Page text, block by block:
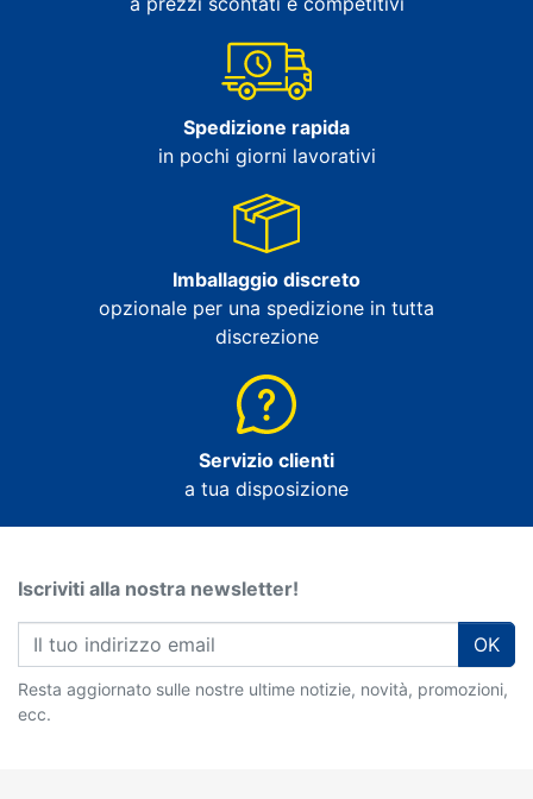
Spedizione rapida
in pochi giorni lavorativi
Imballaggio discreto
opzionale per una spedizione in tutta
discrezione
Servizio clienti
a tua disposizione
Iscriviti alla nostra newsletter!
OK
Resta aggiornato sulle nostre ultime notizie, novità, promozioni,
ecc.